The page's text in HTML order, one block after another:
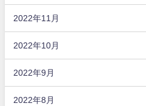
2022年11月
2022年10月
2022年9月
2022年8月